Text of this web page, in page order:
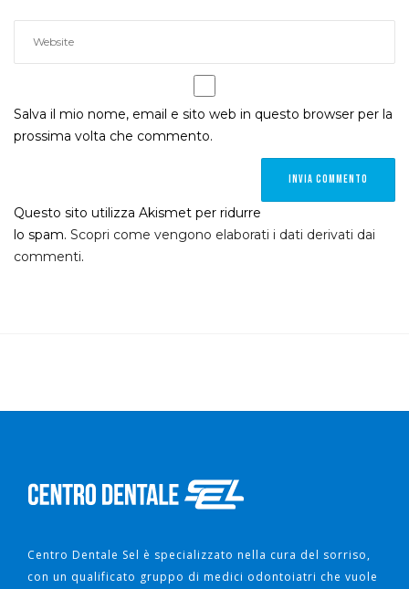
Salva il mio nome, email e sito web in questo browser per la
prossima volta che commento.
Questo sito utilizza Akismet per ridurre
lo spam. Scopri come vengono elaborati i dati derivati dai
commenti.
Centro Dentale Sel è specializzato nella cura del sorriso,
con un qualificato gruppo di medici odontoiatri che vuole